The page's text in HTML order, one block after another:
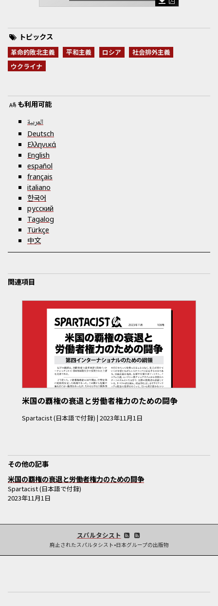
トピックス
革命的敗北主義 平和主義 ロシア
社会排外主義
ウクライナ
も利用可能
العربية
Deutsch
Ελληνικά
English
español
français
italiano
한국어
русский
Tagalog
Türkçe
中文
関連項目
米国の覇権の衰退と労働者権力のための闘争
Spartacist (日本語で付録) | 2023年11月1日
その他の記事
米国の覇権の衰退と労働者権力のための闘争
Spartacist (日本語で付録)
2023年11月1日
スパルタシスト
廃止されたスパルタシスト•日本グループの出版物